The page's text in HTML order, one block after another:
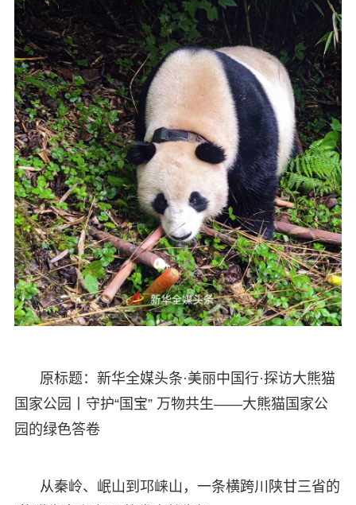
原标题：新华全媒头条·美丽中国行·探访大熊猫
国家公园丨守护“国宝” 万物共生——大熊猫国家公
园的绿色答卷
从秦岭、岷山到邛崃山，一条横跨川陕甘三省的